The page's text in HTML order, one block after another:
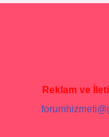
Reklam ve